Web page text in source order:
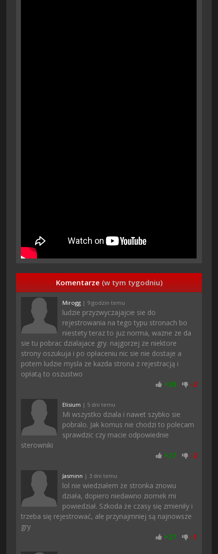
Komentarze (w tym tygodniu)
Mirogg | 9 godzin temu
ludzie przyzwyczajajcie sie do
rejestrowania na tego typu stronach bo
niestety teraz to juz norma, wazne ze da
sie tu pobrac dzialajace gry. najgorzej ze niektore
strony oszukuja i po opłaceniu nic sie nie dostaje a
potem ludzie mysla ze kazda strona z rejestracją i
opłatą to oszustwo
+28 -2
Elisium | 5 dni temu
Mi wszystko dziala i nawet szybko sie
pobralo. Jak komus nie chodzi to polecam
sprawdzic czy macie odpowiednie
sterowniki
+27 -2
Jasminn | 3 dni temu
lol nie wiedziałem że stronka znowu
działa, dopiero niedawno ziomek mi
powiedział. Szkoda że czasy się zmieniły i
trzeba się rejestrować, ale przynajmniej są najnowsze
gry
+27 -1